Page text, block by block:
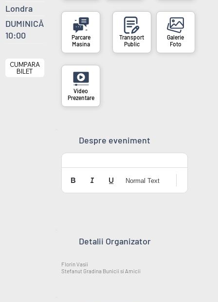
Masina
Transport
Public
Galerie
Foto
Video
Prezentare
Despre eveniment
Normal Text
Detalii Organizator
Florin Vasii
Stefanut Gradina Bunicii si Amicii
Londra
DUMINICĂ
10:00
CUMPARA
BILET